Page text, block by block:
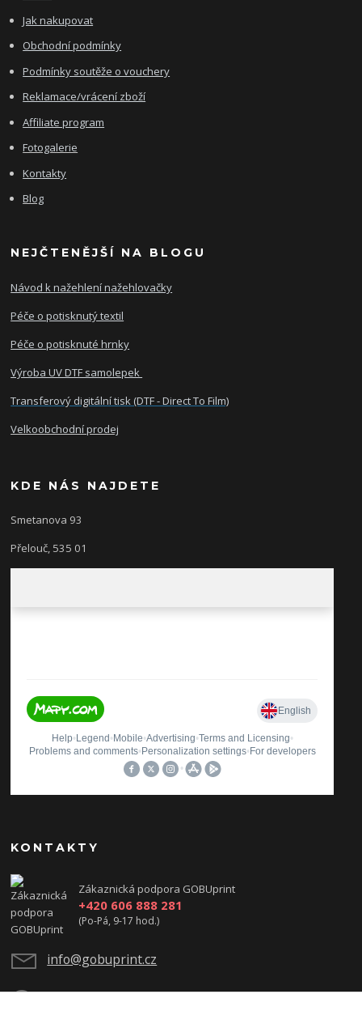
Jak nakupovat
Obchodní podmínky
Podmínky soutěže o vouchery
Reklamace/vrácení zboží
Affiliate program
Fotogalerie
Kontakty
Blog
NEJČTENĚJŠÍ NA BLOGU
Návod k nažehlení nažehlovačky
Péče o potisknutý textil
Péče o potisknuté hrnky
Výroba UV DTF samolepek
Transferový digitální tisk (DTF - Direct To Film)
Velkoobchodní prodej
KDE NÁS NAJDETE
Smetanova 93
Přelouč, 535 01
KONTAKTY
Zákaznická podpora GOBUprint
+420 606 888 281
(Po-Pá, 9-17 hod.)
info@gobuprint.cz